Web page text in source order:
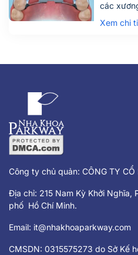
các
đổi kích
nghĩ đến
hàm có
Xem chi
Công ty chủ quản: CÔNG TY CỔ
Địa chỉ: 215 Nam Kỳ Khởi Nghĩa,
phố Hồ Chí Minh.
Email: it@nhakhoaparkway.com
CMSDN: 0315575273 do Sở Kế